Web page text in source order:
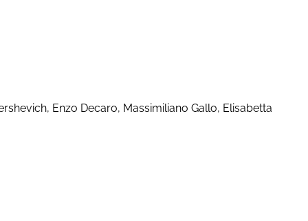
Enzo Decaro, Massimiliano Gallo, Elisabetta